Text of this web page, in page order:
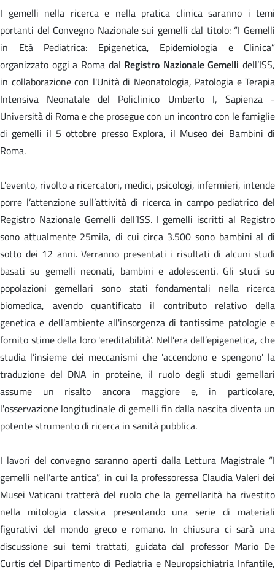
I gemelli nella ricerca e nella pratica clinica saranno i temi
portanti del Convegno Nazionale sui gemelli dal titolo: “I Gemelli
in Età Pediatrica: Epigenetica, Epidemiologia e Clinica”
organizzato oggi a Roma dal Registro Nazionale Gemelli dell’ISS,
in collaborazione con l'Unità di Neonatologia, Patologia e Terapia
Intensiva Neonatale del Policlinico Umberto I, Sapienza -
Università di Roma e che prosegue con un incontro con le famiglie
di gemelli il 5 ottobre presso Explora, il Museo dei Bambini di
Roma.
L'evento, rivolto a ricercatori, medici, psicologi, infermieri, intende
porre l’attenzione sull’attività di ricerca in campo pediatrico del
Registro Nazionale Gemelli dell’ISS. I gemelli iscritti al Registro
sono attualmente 25mila, di cui circa 3.500 sono bambini al di
sotto dei 12 anni. Verranno presentati i risultati di alcuni studi
basati su gemelli neonati, bambini e adolescenti. Gli studi su
popolazioni gemellari sono stati fondamentali nella ricerca
biomedica, avendo quantificato il contributo relativo della
genetica e dell'ambiente all'insorgenza di tantissime patologie e
fornito stime della loro 'ereditabilità'. Nell’era dell’epigenetica, che
studia l’insieme dei meccanismi che 'accendono e spengono' la
traduzione del DNA in proteine, il ruolo degli studi gemellari
assume un risalto ancora maggiore e, in particolare,
l'osservazione longitudinale di gemelli fin dalla nascita diventa un
potente strumento di ricerca in sanità pubblica.
I lavori del convegno saranno aperti dalla Lettura Magistrale “I
gemelli nell’arte antica”, in cui la professoressa Claudia Valeri dei
Musei Vaticani tratterà del ruolo che la gemellarità ha rivestito
nella mitologia classica presentando una serie di materiali
figurativi del mondo greco e romano. In chiusura ci sarà una
discussione sui temi trattati, guidata dal professor Mario De
Curtis del Dipartimento di Pediatria e Neuropsichiatria Infantile,